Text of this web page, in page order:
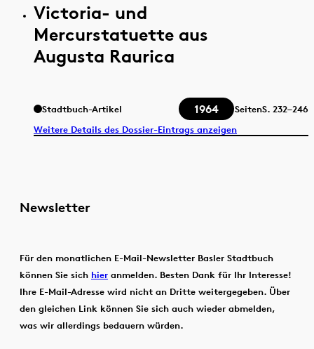
Victoria- und
Mercurstatuette aus
Augusta Raurica
Stadtbuch-Artikel 1964 SeitenS. 232–246
Weitere Details des Dossier-Eintrags anzeigen
Newsletter
Für den monatlichen E-Mail-Newsletter Basler Stadtbuch
können Sie sich hier anmelden. Besten Dank für Ihr Interesse!
Ihre E-Mail-Adresse wird nicht an Dritte weitergegeben. Über
den gleichen Link können Sie sich auch wieder abmelden,
was wir allerdings bedauern würden.